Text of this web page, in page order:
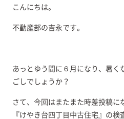
こんにちは。
不動産部の吉永です。
あっとゆう間に６月になり、暑く
ごしでしょうか？
さて、今回はまたまた時差投稿に
『けやき台四丁目中古住宅』の